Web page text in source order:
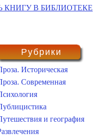
КНИГУ В БИБЛИОТЕКЕ
Рубрики
Историческая
Современная
и география